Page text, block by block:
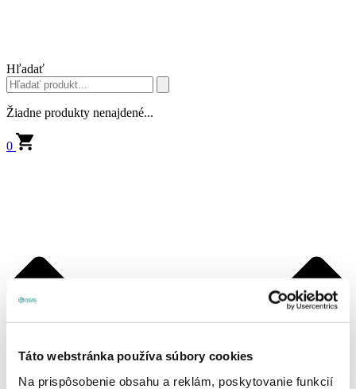
Táto webstránka používa súbory cookies
Na prispôsobenie obsahu a reklám, poskytovanie funkcií
Hľadať
Žiadne produkty nenajdené...
0